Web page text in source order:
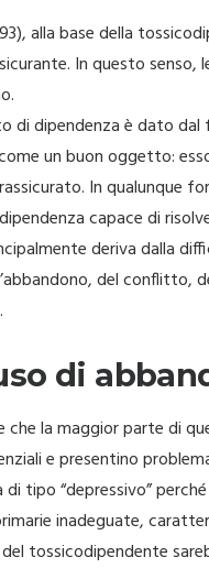
alla base della
In questo
di dipendenza è dato
un buon oggetto:
In qualunque
capace di
deriva dalla
del conflitto,
di
che la maggior parte di
e presentino
di tipo “depressivo”
inadeguate,
tossicodipendente